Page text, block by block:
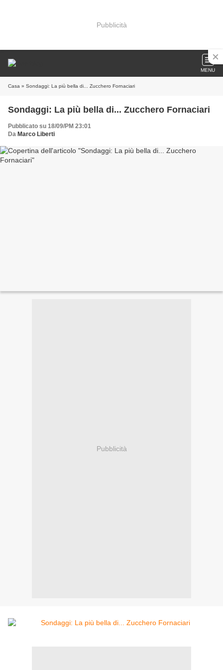
Pubblicità
MENU
Casa » Sondaggi: La più bella di... Zucchero Fornaciari
Sondaggi: La più bella di... Zucchero Fornaciari
Pubblicato su 18/09/PM 23:01
Da Marco Liberti
Pubblicità